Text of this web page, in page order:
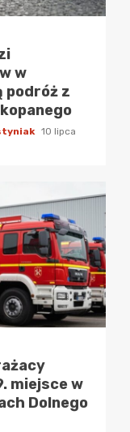
w
podróż z
10 lipca
miejsce w
Dolnego